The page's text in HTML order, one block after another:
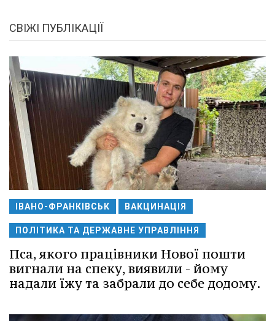
СВІЖІ ПУБЛІКАЦІЇ
ІВАНО-ФРАНКІВСЬК ВАКЦИНАЦІЯ
ПОЛІТИКА ТА ДЕРЖАВНЕ УПРАВЛІННЯ
Пса, якого працівники Нової пошти
вигнали на спеку, виявили - йому
надали їжу та забрали до себе додому.